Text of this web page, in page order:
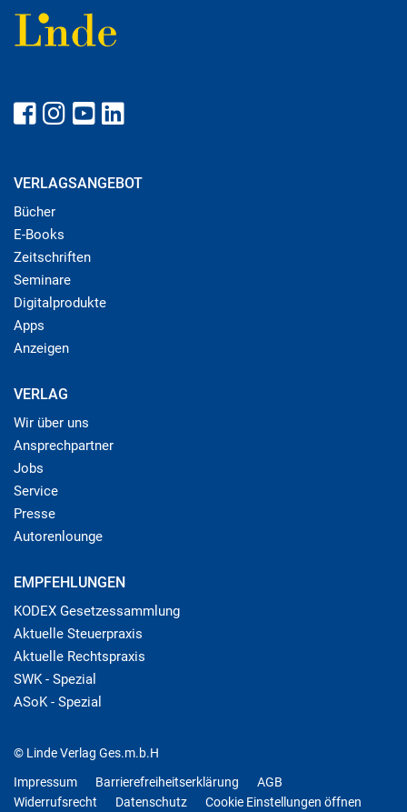
VERLAGSANGEBOT
Bücher
E-Books
Zeitschriften
Seminare
Digitalprodukte
Apps
Anzeigen
VERLAG
Wir über uns
Ansprechpartner
Jobs
Service
Presse
Autorenlounge
EMPFEHLUNGEN
KODEX Gesetzessammlung
Aktuelle Steuerpraxis
Aktuelle Rechtspraxis
SWK - Spezial
ASoK - Spezial
© Linde Verlag Ges.m.b.H
Impressum
Barrierefreiheitserklärung
AGB
Widerrufsrecht
Datenschutz Cookie Einstellungen öffnen